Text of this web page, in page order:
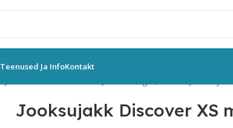
Teenused Ja InfoKontakt
Jooksujakk Discover XS